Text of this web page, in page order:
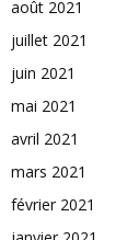
août 2021
juillet 2021
juin 2021
mai 2021
avril 2021
mars 2021
février 2021